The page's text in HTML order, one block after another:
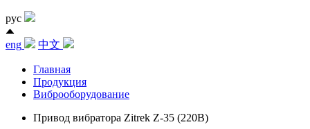
рус
eng 中文
Главная
Продукция
Виброоборудование
Привод вибратора Zitrek Z-35 (220В)